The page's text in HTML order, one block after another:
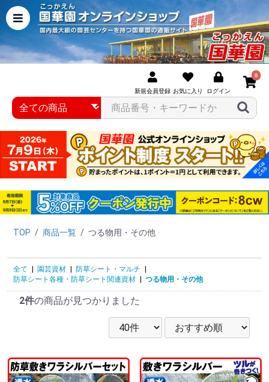
新規会員登録 お気に入り ログイン
0
TOP / 商品一覧 / つる物用・その他
全て | 園芸資材 | 防草シート・マルチ |
防草シート各種・防草シート関連資材 | つる物用・その他
2件の商品が見つかりました